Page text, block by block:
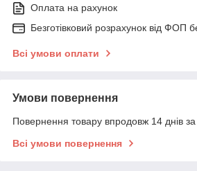
Оплата на рахунок
Безготівковий розрахунок від ФОП
Всі умови оплати
Умови повернення
Повернення товару впродовж 14 днів
Всі умови повернення